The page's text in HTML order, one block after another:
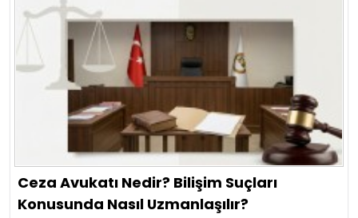
Ceza Avukatı Nedir? Bilişim Suçları
Konusunda Nasıl Uzmanlaşılır?